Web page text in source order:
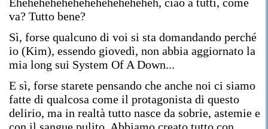
va? Tutto bene?
Sì, forse qualcuno di voi si sta domandando perché
io (Kim), essendo giovedì, non abbia aggiornato la
mia long sui System Of A Down...
E sì, forse starete pensando che anche noi ci siamo
fatte di qualcosa come il protagonista di questo
delirio, ma in realtà tutto nasce da sobrie, astemie e